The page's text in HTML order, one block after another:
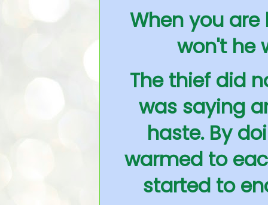
When you
won't he
The thief did
was saying
haste. By
warmed to
started to